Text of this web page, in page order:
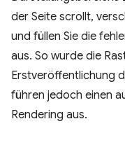
der Seite scrollt,
und füllen Sie die
aus. So wurde die
Erstveröffentlichung
führen jedoch einen
Rendering aus.